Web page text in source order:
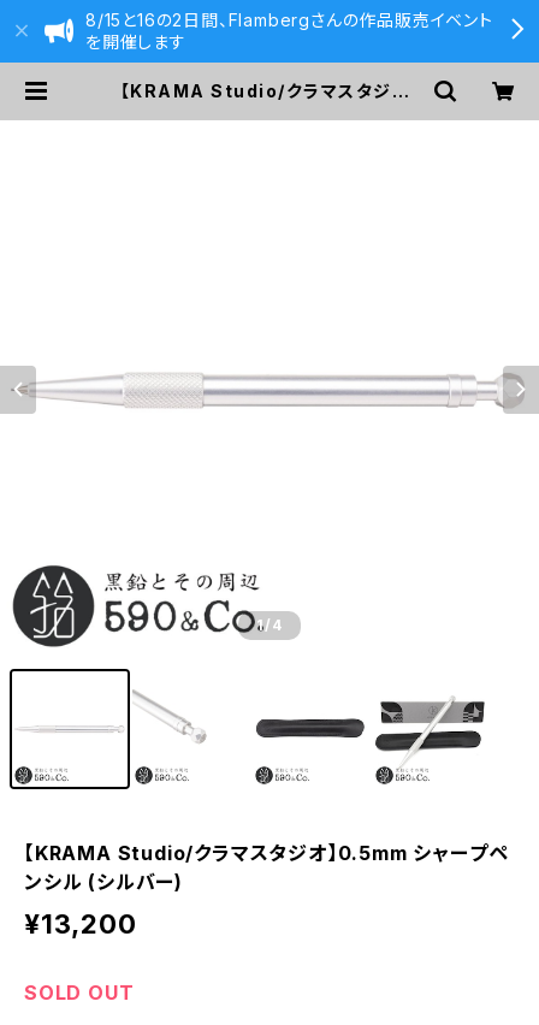
8/15と16の2日間、Flambergさんの作品販売イベント
を開催します
【KRAMA Studio/クラマスタジオ】
1/4
【KRAMA Studio/クラマスタジオ】0.5mm シャープペ
ンシル (シルバー)
¥13,200
SOLD OUT